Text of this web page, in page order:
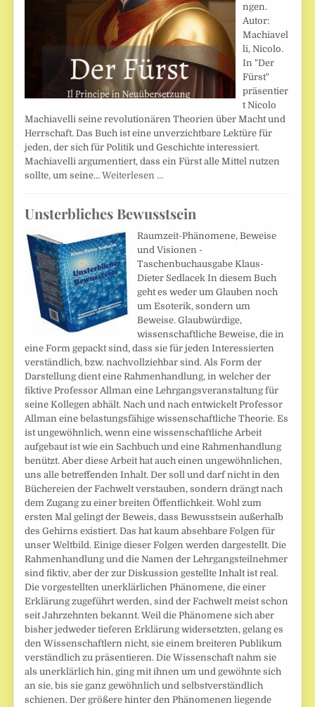
ngen.
Autor:
Machiavel
li, Nicolo.
In "Der
Fürst"
präsentier
t Nicolo
Machiavelli seine revolutionären Theorien über Macht und
Herrschaft. Das Buch ist eine unverzichtbare Lektüre für
jeden, der sich für Politik und Geschichte interessiert.
Machiavelli argumentiert, dass ein Fürst alle Mittel nutzen
sollte, um seine…Weiterlesen …
Unsterbliches Bewusstsein
Raumzeit-Phänomene, Beweise
und Visionen -
Taschenbuchausgabe Klaus-
Dieter Sedlacek In diesem Buch
geht es weder um Glauben noch
um Esoterik, sondern um
Beweise. Glaubwürdige,
wissenschaftliche Beweise, die in
eine Form gepackt sind, dass sie für jeden Interessierten
verständlich, bzw. nachvollziehbar sind. Als Form der
Darstellung dient eine Rahmenhandlung, in welcher der
fiktive Professor Allman eine Lehrgangsveranstaltung für
seine Kollegen abhält. Nach und nach entwickelt Professor
Allman eine belastungsfähige wissenschaftliche Theorie. Es
ist ungewöhnlich, wenn eine wissenschaftliche Arbeit
aufgebaut ist wie ein Sachbuch und eine Rahmenhandlung
benützt. Aber diese Arbeit hat auch einen ungewöhnlichen,
uns alle betreffenden Inhalt. Der soll und darf nicht in den
Büchereien der Fachwelt verstauben, sondern drängt nach
dem Zugang zu einer breiten Öffentlichkeit. Wohl zum
ersten Mal gelingt der Beweis, dass Bewusstsein außerhalb
des Gehirns existiert. Das hat kaum absehbare Folgen für
unser Weltbild. Einige dieser Folgen werden dargestellt. Die
Rahmenhandlung und die Namen der Lehrgangsteilnehmer
sind fiktiv, aber der zur Diskussion gestellte Inhalt ist real.
Die vorgestellten unerklärlichen Phänomene, die einer
Erklärung zugeführt werden, sind der Fachwelt meist schon
seit Jahrzehnten bekannt. Weil die Phänomene sich aber
bisher jedweder tieferen Erklärung widersetzten, gelang es
den Wissenschaftlern nicht, sie einem breiteren Publikum
verständlich zu präsentieren. Die Wissenschaft nahm sie
als unerklärlich hin, ging mit ihnen um und gewöhnte sich
an sie, bis sie ganz gewöhnlich und selbstverständlich
schienen. Der größere hinter den Phänomenen liegende